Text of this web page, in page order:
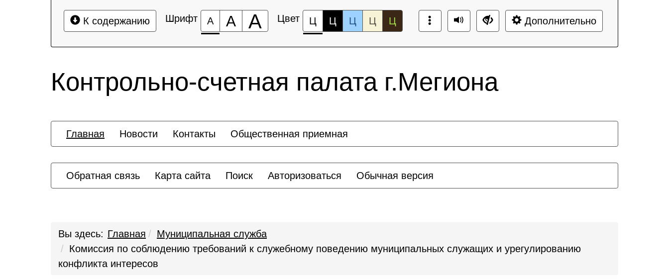
К содержанию Шрифт А А А Цвет Ц Ц Ц Ц Ц Дополнительно
Контрольно-счетная палата г.Мегиона
Главная Новости Контакты Общественная приемная
Обратная связь Карта сайта Поиск Авторизоваться Обычная версия
Вы здесь: Главная
Муниципальная служба
Комиссия по соблюдению требований к служебному поведению муниципальных служащих и урегулированию
конфликта интересов